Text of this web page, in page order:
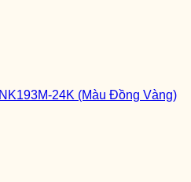
24K (Màu Đồng Vàng)